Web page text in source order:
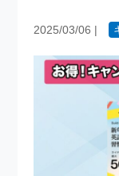
2025/03/06 |